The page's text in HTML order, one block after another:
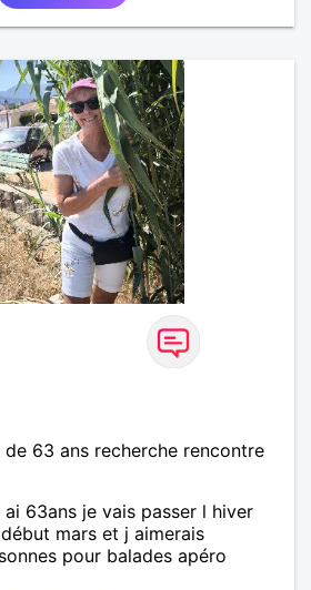
de 63 ans recherche rencontre
63ans je vais passer l hiver
mars et j aimerais
pour balades apéro